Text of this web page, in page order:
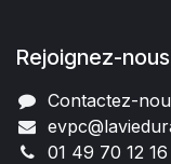
Rejoignez-nous
Contactez-
01 49 70 12 16